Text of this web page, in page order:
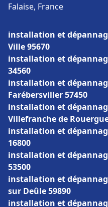
Falaise, France
installation et
Ville 95670
installation et
34560
installation et
Farébersviller 57450
installation et
Villefranche de
installation et
16800
installation et
53500
installation et
sur Deûle 59890
installation et